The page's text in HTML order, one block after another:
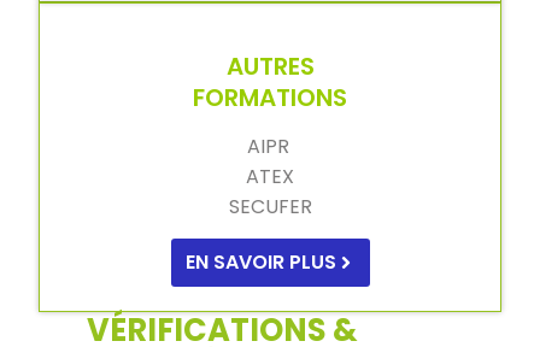
AUTRES
FORMATIONS
AIPR
ATEX
SECUFER
EN SAVOIR PLUS
VÉRIFICATIONS &